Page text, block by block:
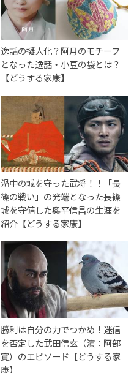
逸話の擬人化？阿月のモチーフ
となった逸話・小豆の袋とは？
【どうする家康】
渦中の城を守った武将！！「長
篠の戦い」の発端となった長篠
城を守備した奥平信昌の生涯を
紹介【どうする家康】
勝利は自分の力でつかめ！迷信
を否定した武田信玄（演：阿部
寛）のエピソード【どうする家
康】